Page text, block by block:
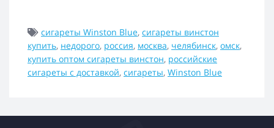
сигареты Winston Blue, сигареты винстон
купить, недорого, россия, москва, челябинск, омск,
купить оптом сигареты винстон, российские
сигареты с доставкой, сигареты, Winston Blue